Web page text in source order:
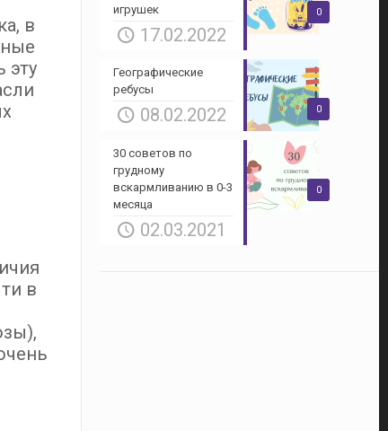
в
эту
в
0
игрушек
17.02.2022
0
Географические
ребусы
08.02.2022
0
30 советов по
грудному
вскармливанию в 0-3
месяца
02.03.2021